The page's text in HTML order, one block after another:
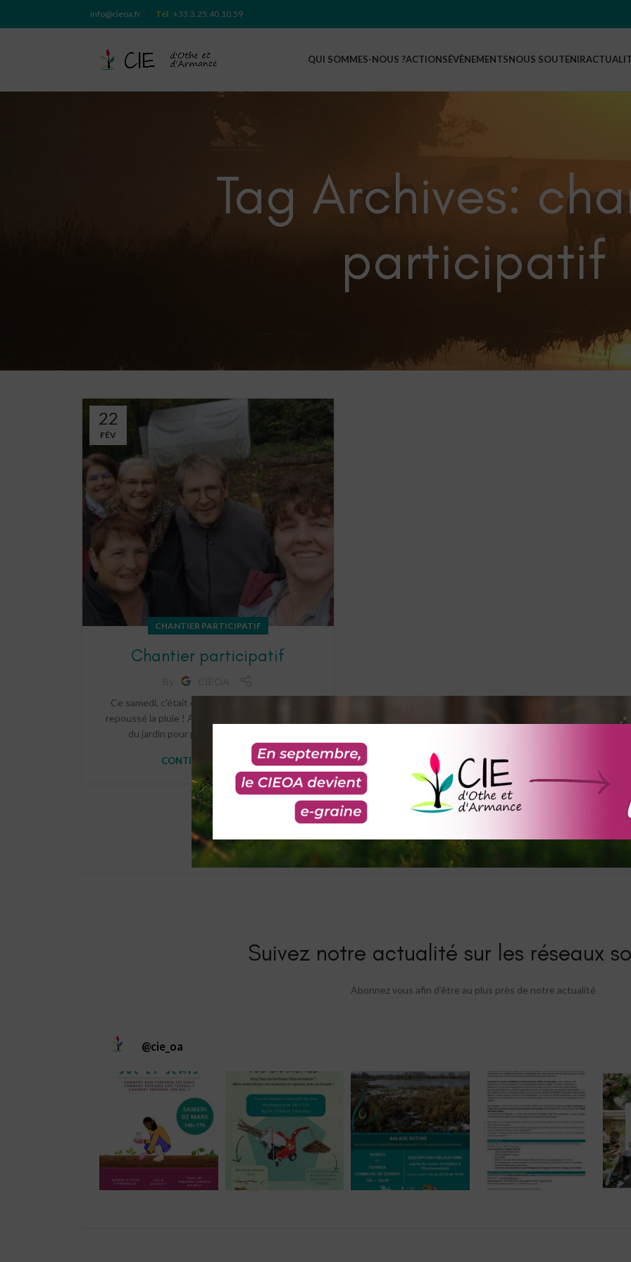
info@cieoa.fr Tél : +33.3.25.40.10.59
QUI SOMMES-NOUS ?ACTIONSÉVÈNEMENTSNOUS SOUTENIR
Tag Archives:
participatif
22
FÉV
CHANTIER PARTICIPATIF
Chantier participatif
Ce samedi, c'était chantier participatif ! On a
repoussé la pluie ! Au programme : préparation
du jardin pour passer l'automne et l...
CONTINUE READING
Suivez notre actualité sur les réseaux
Abonnez vous afin d’être au plus près de notre actualité
@cie_oa